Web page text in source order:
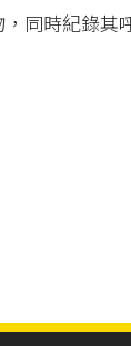
同時紀錄其